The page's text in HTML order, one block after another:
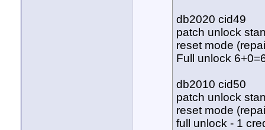
db2020 cid49
patch unlock
reset mode
Full unlock
db2010 cid50
patch unlock
reset mode
full unlock - 1